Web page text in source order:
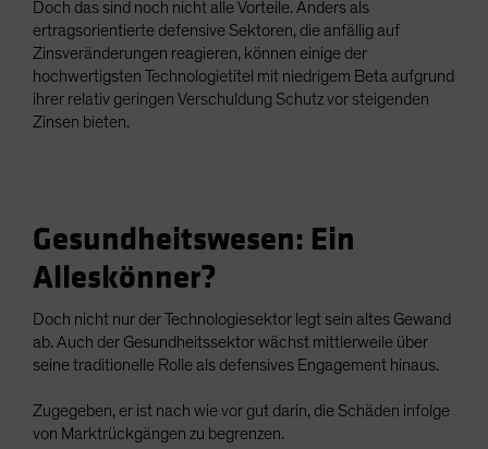
Doch das sind noch nicht alle Vorteile. Anders als
ertragsorientierte defensive Sektoren, die anfällig auf
Zinsveränderungen reagieren, können einige der
hochwertigsten Technologietitel mit niedrigem Beta aufgrund
ihrer relativ geringen Verschuldung Schutz vor steigenden
Zinsen bieten.
Gesundheitswesen: Ein
Alleskönner?
Doch nicht nur der Technologiesektor legt sein altes Gewand
ab. Auch der Gesundheitssektor wächst mittlerweile über
seine traditionelle Rolle als defensives Engagement hinaus.
Zugegeben, er ist nach wie vor gut darin, die Schäden infolge
von Marktrückgängen zu begrenzen.